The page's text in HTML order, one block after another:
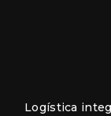
Logística